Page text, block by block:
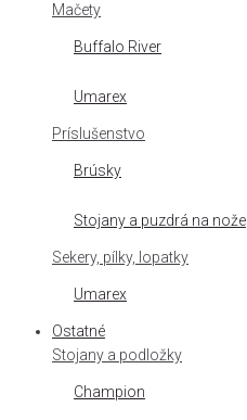
Mačety
Buffalo River
Umarex
Príslušenstvo
Brúsky
Stojany a puzdrá na nože
Sekery, pílky, lopatky
Umarex
Ostatné
Stojany a podložky
Champion